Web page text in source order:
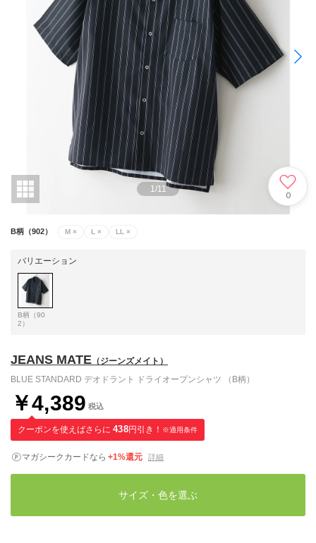
1 /11
0
B柄（902） M × L × LL ×
バリエーション
B柄（90
2）
JEANS MATE （ジーンズメイト）
BLUE STANDARD デオドラント ドライオープンシャツ （B柄）
￥4,389 税込
クーポンを使えばさらに 438円引き！ ※適用条件
マガシークカードなら +1%還元 詳細
サイズ・色を選ぶ